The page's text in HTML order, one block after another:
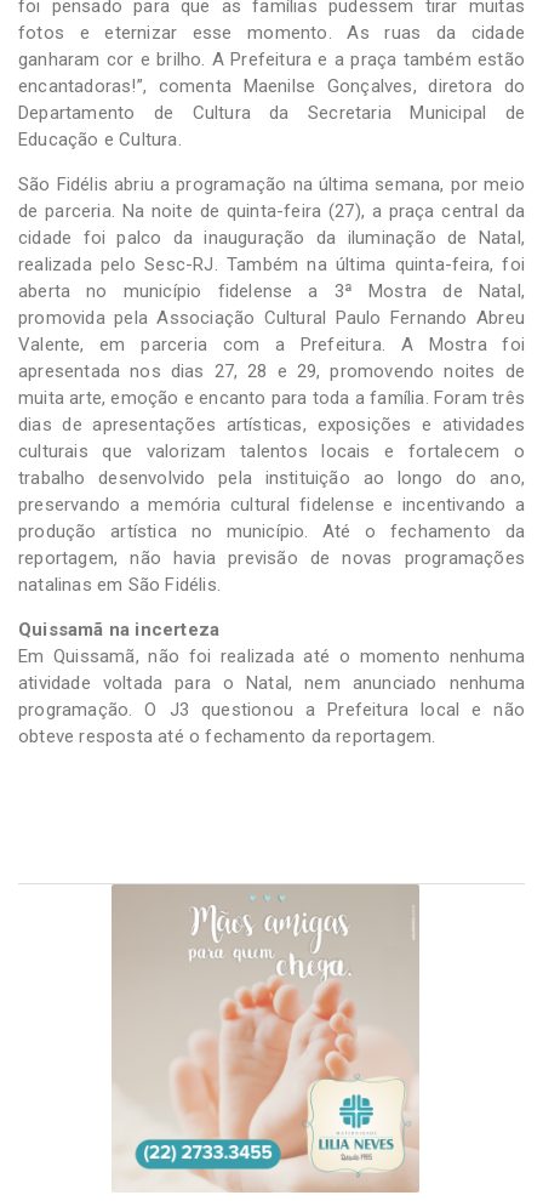
foi pensado para que as famílias pudessem tirar muitas
fotos e eternizar esse momento. As ruas da cidade
ganharam cor e brilho. A Prefeitura e a praça também estão
encantadoras!”, comenta Maenilse Gonçalves, diretora do
Departamento de Cultura da Secretaria Municipal de
Educação e Cultura.
São Fidélis abriu a programação na última semana, por meio
de parceria. Na noite de quinta-feira (27), a praça central da
cidade foi palco da inauguração da iluminação de Natal,
realizada pelo Sesc-RJ. Também na última quinta-feira, foi
aberta no município fidelense a 3ª Mostra de Natal,
promovida pela Associação Cultural Paulo Fernando Abreu
Valente, em parceria com a Prefeitura. A Mostra foi
apresentada nos dias 27, 28 e 29, promovendo noites de
muita arte, emoção e encanto para toda a família. Foram três
dias de apresentações artísticas, exposições e atividades
culturais que valorizam talentos locais e fortalecem o
trabalho desenvolvido pela instituição ao longo do ano,
preservando a memória cultural fidelense e incentivando a
produção artística no município. Até o fechamento da
reportagem, não havia previsão de novas programações
natalinas em São Fidélis.
Quissamã na incerteza
Em Quissamã, não foi realizada até o momento nenhuma
atividade voltada para o Natal, nem anunciado nenhuma
programação. O J3 questionou a Prefeitura local e não
obteve resposta até o fechamento da reportagem.